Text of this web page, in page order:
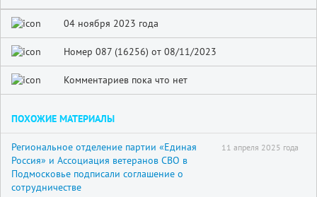
04 ноября 2023 года
Номер 087 (16256) от 08/11/2023
Комментариев пока что нет
ПОХОЖИЕ МАТЕРИАЛЫ
Региональное отделение партии «Единая
Россия» и Ассоциация ветеранов СВО в
Подмосковье подписали соглашение о
сотрудничестве
11 апреля 2025 года